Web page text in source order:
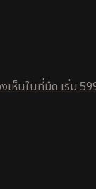
เห็นในที่มืด เริ่ม